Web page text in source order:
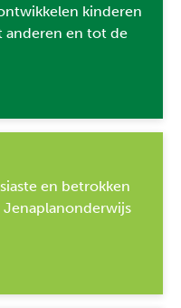
kinderen
anderen en tot de
en betrokken